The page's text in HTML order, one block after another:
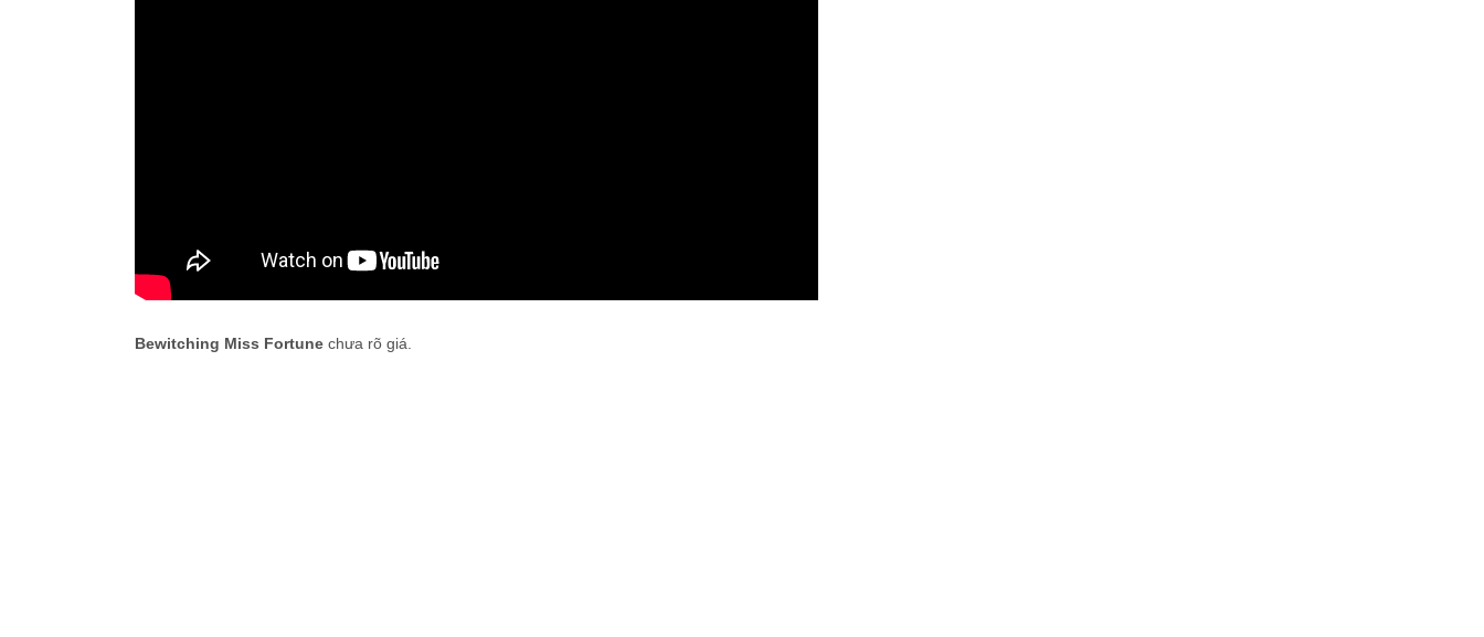
Bewitching Miss Fortune chưa rõ giá.